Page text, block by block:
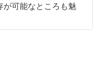
が可能なところも魅